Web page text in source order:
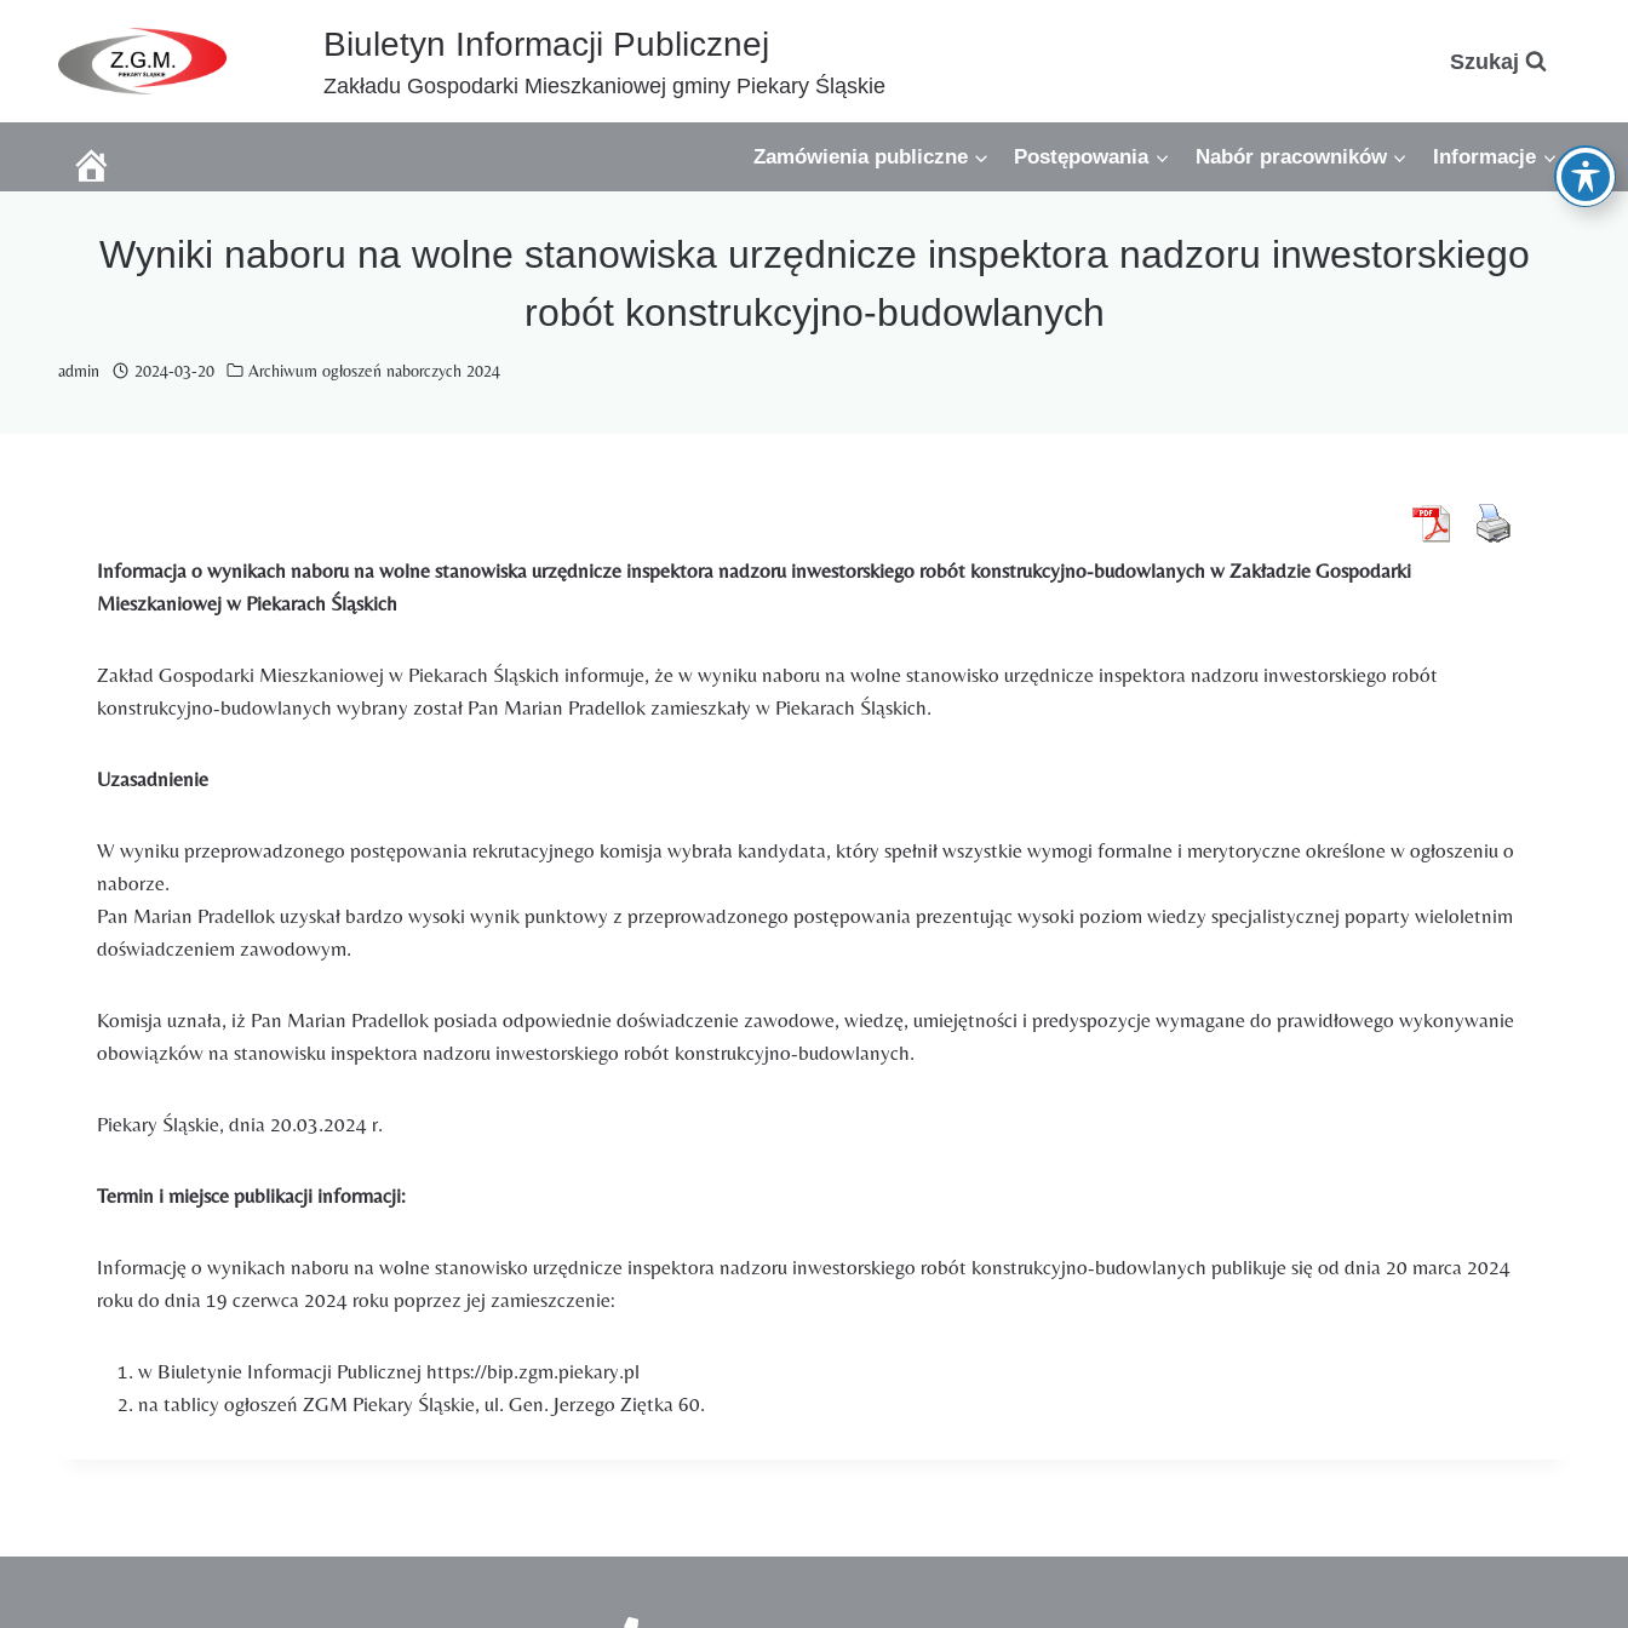
Biuletyn Informacji Publicznej
Zakładu Gospodarki Mieszkaniowej gminy Piekary Śląskie
Szukaj
Zamówienia publiczne Postępowania Nabór pracowników Informacje
Wyniki naboru na wolne stanowiska urzędnicze inspektora nadzoru inwestorskiego
robót konstrukcyjno-budowlanych
admin 2024-03-20 Archiwum ogłoszeń naborczych 2024
Informacja o wynikach naboru na wolne stanowiska urzędnicze inspektora nadzoru inwestorskiego robót konstrukcyjno-budowlanych w Zakładzie Gospodarki
Mieszkaniowej w Piekarach Śląskich
Zakład Gospodarki Mieszkaniowej w Piekarach Śląskich informuje, że w wyniku naboru na wolne stanowisko urzędnicze inspektora nadzoru inwestorskiego robót
konstrukcyjno-budowlanych wybrany został Pan Marian Pradellok zamieszkały w Piekarach Śląskich.
Uzasadnienie
W wyniku przeprowadzonego postępowania rekrutacyjnego komisja wybrała kandydata, który spełnił wszystkie wymogi formalne i merytoryczne określone w ogłoszeniu o
naborze.
Pan Marian Pradellok uzyskał bardzo wysoki wynik punktowy z przeprowadzonego postępowania prezentując wysoki poziom wiedzy specjalistycznej poparty wieloletnim
doświadczeniem zawodowym.
Komisja uznała, iż Pan Marian Pradellok posiada odpowiednie doświadczenie zawodowe, wiedzę, umiejętności i predyspozycje wymagane do prawidłowego wykonywanie
obowiązków na stanowisku inspektora nadzoru inwestorskiego robót konstrukcyjno-budowlanych.
Piekary Śląskie, dnia 20.03.2024 r.
Termin i miejsce publikacji informacji:
Informację o wynikach naboru na wolne stanowisko urzędnicze inspektora nadzoru inwestorskiego robót konstrukcyjno-budowlanych publikuje się od dnia 20 marca 2024
roku do dnia 19 czerwca 2024 roku poprzez jej zamieszczenie:
w Biuletynie Informacji Publicznej https://bip.zgm.piekary.pl
na tablicy ogłoszeń ZGM Piekary Śląskie, ul. Gen. Jerzego Ziętka 60.